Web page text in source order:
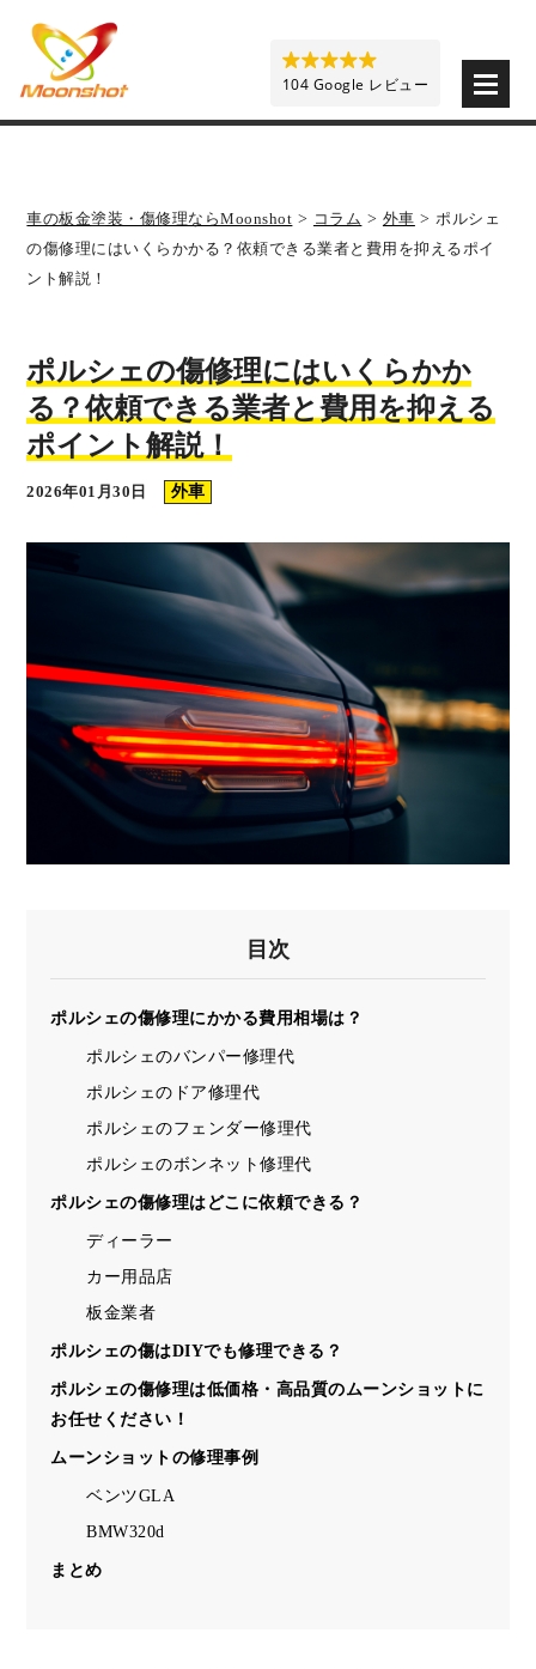
車の板金塗装・傷修理ならMoonshot > コラム > 外車 >ポルシェ
の傷修理にはいくらかかる？依頼できる業者と費用を抑えるポイ
ント解説！
ポルシェの傷修理にはいくらかか
る？依頼できる業者と費用を抑える
ポイント解説！
2026年01月30日 外車
目次
ポルシェの傷修理にかかる費用相場は？
ポルシェのバンパー修理代
ポルシェのドア修理代
ポルシェのフェンダー修理代
ポルシェのボンネット修理代
ポルシェの傷修理はどこに依頼できる？
ディーラー
カー用品店
板金業者
ポルシェの傷はDIYでも修理できる？
ポルシェの傷修理は低価格・高品質のムーンショットに
お任せください！
ムーンショットの修理事例
ベンツGLA
BMW320d
まとめ
104 Google レビュー